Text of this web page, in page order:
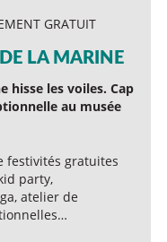
GRATUIT
LA MARINE
hisse les voiles. Cap
au musée
festivités gratuites
party,
atelier de